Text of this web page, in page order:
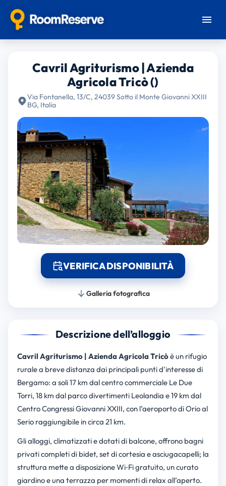
Cavril Agriturismo | Azienda
Agricola Tricò ()
Via Fontanella, 13/C, 24039 Sotto il Monte Giovanni XXIII
BG, Italia
VERIFICA DISPONIBILITÀ
Galleria fotografica
Descrizione dell’alloggio
Cavril Agriturismo | Azienda Agricola Tricòè un rifugio
rurale a breve distanza dai principali punti d'interesse di
Bergamo: a soli 17 km dal centro commerciale Le Due
Torri, 18 km dal parco divertimenti Leolandia e 19 km dal
Centro Congressi Giovanni XXIII, con l’aeroporto di Orio al
Serio raggiungibile in circa 21 km.
Gli alloggi, climatizzati e dotati di balcone, offrono bagni
privati completi di bidet, set di cortesia e asciugacapelli; la
struttura mette a disposizione Wi‑Fi gratuito, un curato
giardino e una terrazza per momenti di relax all’aperto.